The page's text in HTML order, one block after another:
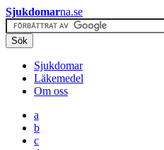
Sjukdomarna.se
Sjukdomar
Läkemedel
Om oss
a
b
c